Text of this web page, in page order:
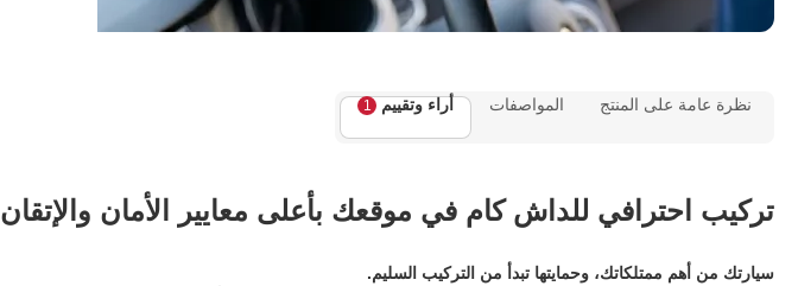
نظرة عامة على المنتج المواصفات أراء وتقييم 1
تركيب احترافي للداش كام في موقعك بأعلى معايير الأمان والإتقان
سيارتك من أهم ممتلكاتك، وحمايتها تبدأ من التركيب السليم.